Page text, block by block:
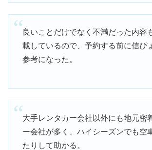
良いことだけでなく不満だった内容
載しているので、予約する前に信ぴ
参考になった。
大手レンタカー会社以外にも地元密
ー会社が多く、ハイシーズンでも空
たりして助かる。